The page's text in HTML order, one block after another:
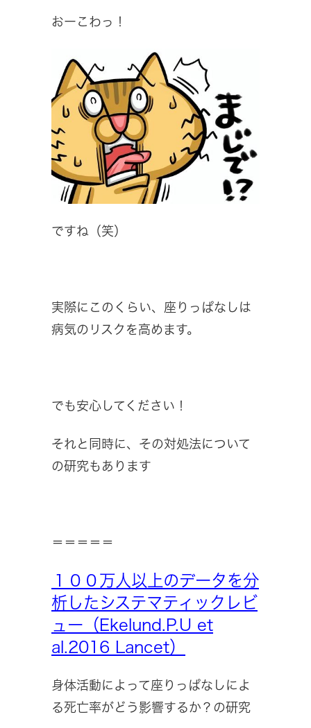
おーこわっ！
ですね（笑）
実際にこのくらい、座りっぱなしは
病気のリスクを高めます。
でも安心してください！
それと同時に、その対処法について
の研究もあります
＝＝＝＝＝
１００万人以上のデータを分
析したシステマティックレビ
ュー（Ekelund.P.U et
al.2016 Lancet）
身体活動によって座りっぱなしによ
る死亡率がどう影響するか？の研究